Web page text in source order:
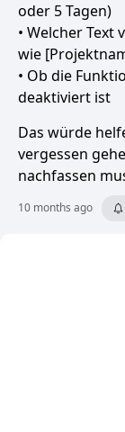
oder 5 Tagen)
• Welcher
wie
• Ob die
deaktiviert ist
Das würde
vergessen
nachfassen
10 months ago